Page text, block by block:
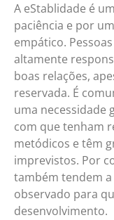
A eStablidade é
paciência e por
empático.
altamente
boas relações,
reservada. É
uma necessidade
com que tenham
metódicos e têm
imprevistos. Por
também tendem
observado para
desenvolvimento.